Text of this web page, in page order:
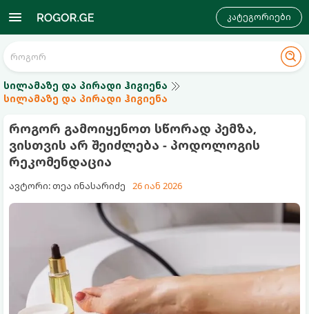
კატეგორიები
სილამაზე და პირადი ჰიგიენა
სილამაზე და პირადი ჰიგიენა
როგორ გამოიყენოთ სწორად პემზა,
ვისთვის არ შეიძლება - პოდოლოგის
რეკომენდაცია
ავტორი: თეა ინასარიძე 26 იან 2026